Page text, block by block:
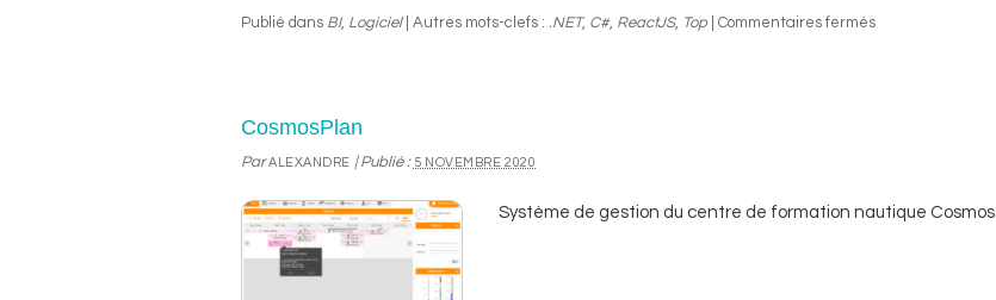
Publié dans BI, Logiciel Autres mots-clefs : .NET, C#, ReactJS, Top Commentaires fermés
CosmosPlan
ParALEXANDRE |Publié : 5 NOVEMBRE 2020
Système de gestion du centre de formation nautique Cosmos